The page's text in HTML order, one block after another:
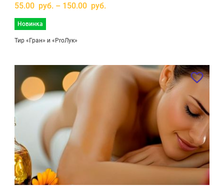
55.00 руб. – 150.00 руб.
Новинка
Тир «Гран» и «ProЛук»